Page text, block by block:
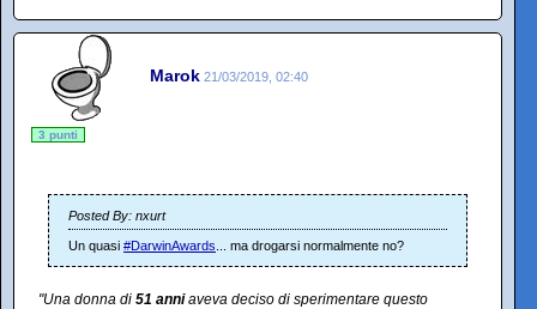
Marok 21/03/2019, 02:40
3 punti
Posted By: nxurt
Un quasi #DarwinAwards ... ma drogarsi normalmente no?
"Una donna di 51 anniaveva deciso di sperimentare questo